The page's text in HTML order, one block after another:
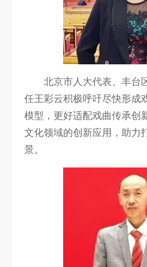
北京市人大代表、丰台
任王彩云积极呼吁尽快形成
模型，更好适配戏曲传承创
文化领域的创新应用，助力
景。